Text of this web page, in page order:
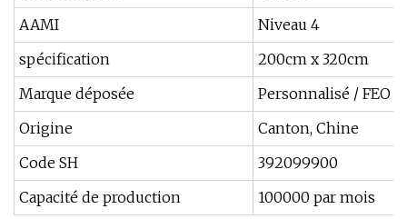
AAMI
Niveau 4
spécification
200cm x 320cm
Marque déposée
Personnalisé / FEO
Origine
Canton, Chine
Code SH
392099900
Capacité de production
100000 par mois